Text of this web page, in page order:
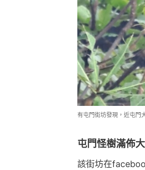
有屯門街坊發現，近屯門
屯門怪樹滿佈
該街坊在